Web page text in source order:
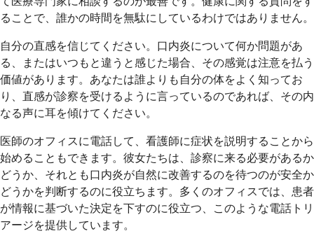
ることで、誰かの時間を無駄にしているわけではありません。
自分の直感を信じてください。口内炎について何か問題があ
る、またはいつもと違うと感じた場合、その感覚は注意を払う
価値があります。あなたは誰よりも自分の体をよく知ってお
り、直感が診察を受けるように言っているのであれば、その内
なる声に耳を傾けてください。
医師のオフィスに電話して、看護師に症状を説明することから
始めることもできます。彼女たちは、診察に来る必要があるか
どうか、それとも口内炎が自然に改善するのを待つのが安全か
どうかを判断するのに役立ちます。多くのオフィスでは、患者
が情報に基づいた決定を下すのに役立つ、このような電話トリ
アージを提供しています。